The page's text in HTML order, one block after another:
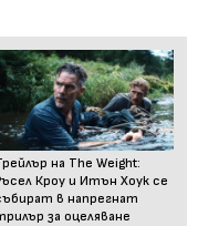
на The Weight:
Кроу и Итън Хоук се
в напрегнат
за оцеляване